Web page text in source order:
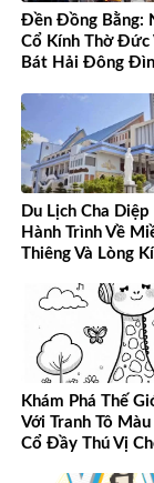
Đền Đồng Bằng:
Cổ Kính Thờ Đức
Bát Hải Đông
Du Lịch Cha Diệp
Hành Trình Về
Thiêng Và Lòng
Khám Phá Thế
Với Tranh Tô
Cổ Đầy Thú Vị